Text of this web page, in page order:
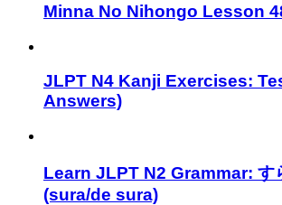
Minna No Nihongo Lesson
JLPT N4 Kanji Exercises:
Answers)
Learn JLPT N2 Grammar: す
(sura/de sura)